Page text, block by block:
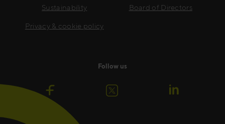
Sustainability
Privacy & cookie policy
Board of Directors
Follow us